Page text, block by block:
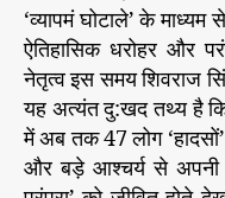
s
नी
से
t
h
o
‘व्यापमं घोटाले’ के
ऐतिहासिक धरोहर और
नेतृत्व इस समय शिवराज
यह अत्यंत दु:खद तथ्य है कि
में अब तक 47 लोग
और बड़े आश्चर्य से